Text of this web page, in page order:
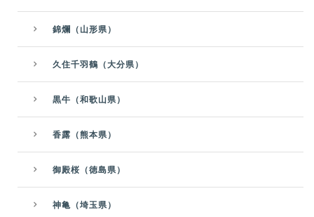
錦爛（山形県）
久住千羽鶴（大分県）
黒牛（和歌山県）
香露（熊本県）
御殿桜（徳島県）
神亀（埼玉県）